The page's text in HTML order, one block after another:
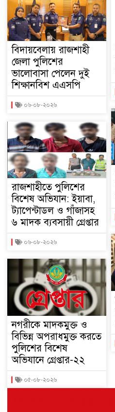
বিদায়বেলায় রাজশাহী
জেলা পুলিশের
ভালোবাসা পেলেন দুই
শিক্ষানবিশ এএসপি
০৬-০৮-২০২৬
রাজশাহীতে পুলিশের
বিশেষ অভিযান: ইয়াবা,
ট্যাপেন্টাডল ও গাঁজাসহ
৬ মাদক ব্যবসায়ী গ্রেপ্তার
০৬-০৮-২০২৬
নগরীকে মাদকমুক্ত ও
বিভিন্ন অপরাধমুক্ত করতে
পুলিশের বিশেষ
অভিযানে গ্রেপ্তার-২২
০৫-০৮-২০২৬